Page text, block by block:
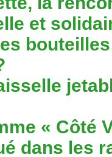
et
« Côté
dans les